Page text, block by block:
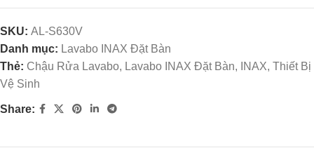
SKU: AL-S630V
Danh mục: Lavabo INAX Đặt Bàn
Thẻ: Chậu Rửa Lavabo, Lavabo INAX Đặt Bàn, INAX, Thiết Bị
Vệ Sinh
Share: